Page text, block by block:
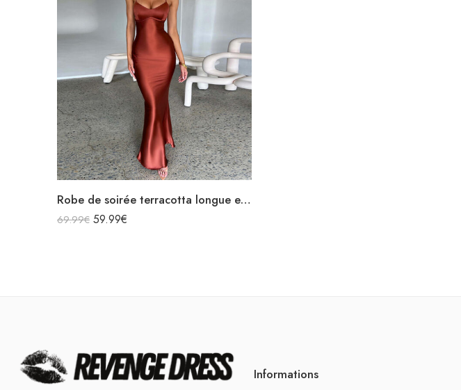
Robe de soirée terracotta longue en satin bretelles spaghetti décolleté dos nu laçage croisées dans le dos
69.99€ 59.99€
Informations